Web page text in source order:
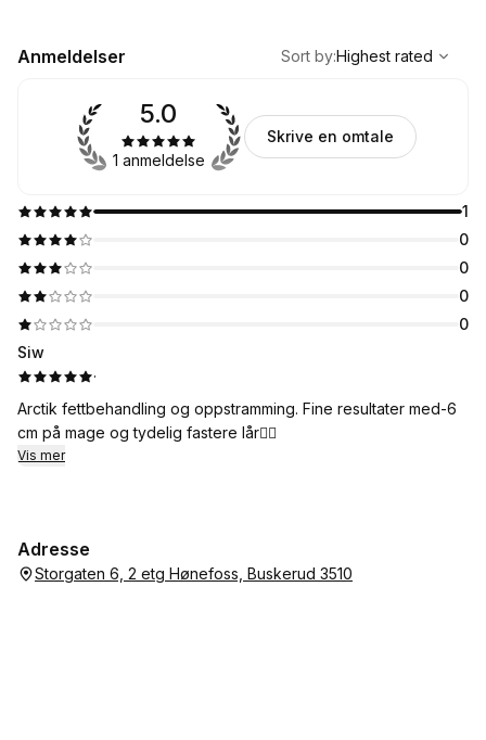
Anmeldelser
Highest rated
Sort by:Highest rated
1
0
0
0
0
5.0
1 anmeldelse
Skrive en omtale
Siw
·
Arctik fettbehandling og oppstramming. Fine resultater med-6
cm på mage og tydelig fastere lår👍🏻
Vis mer
Adresse
Storgaten 6, 2 etg Hønefoss, Buskerud 3510